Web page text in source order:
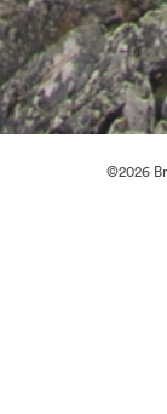
©2026